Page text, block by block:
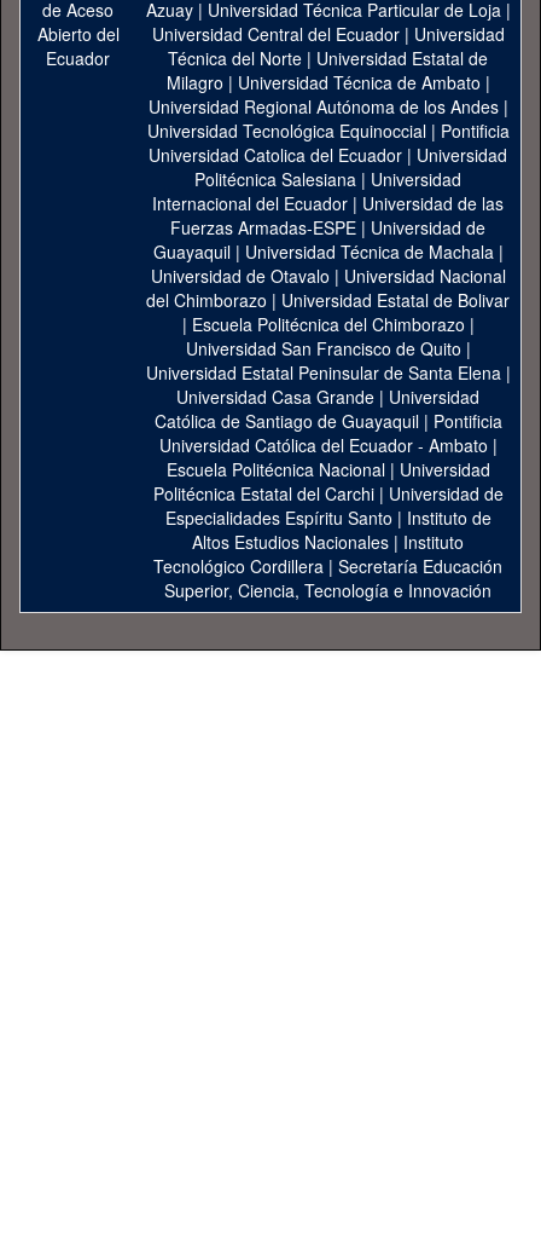
Azuay| Universidad Técnica Particular de Loja|
Universidad Central del Ecuador| Universidad
Técnica del Norte | Universidad Estatal de
Milagro | Universidad Técnica de Ambato |
Universidad Regional Autónoma de los Andes|
Universidad Tecnológica Equinoccial| Pontificia
Universidad Catolica del Ecuador | Universidad
Politécnica Salesiana | Universidad
Internacional del Ecuador | Universidad de las
Fuerzas Armadas-ESPE | Universidad de
Guayaquil| Universidad Técnica de Machala|
Universidad de Otavalo | Universidad Nacional
del Chimborazo | Universidad Estatal de Bolivar
| Escuela Politécnica del Chimborazo |
Universidad San Francisco de Quito |
Universidad Estatal Peninsular de Santa Elena|
Universidad Casa Grande | Universidad
Católica de Santiago de Guayaquil| Pontificia
Universidad Católica del Ecuador - Ambato |
Escuela Politécnica Nacional| Universidad
Politécnica Estatal del Carchi| Universidad de
Especialidades Espíritu Santo | Instituto de
Altos Estudios Nacionales | Instituto
Tecnológico Cordillera | Secretaría Educación
Superior, Ciencia, Tecnología e Innovación